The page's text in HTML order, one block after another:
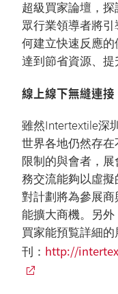
超級買家論壇，
眾行業領導者將
何建立快速反應
達到節省資源、提
線上線下無縫連接
雖然Intertextile深
世界各地仍然存
限制的與會者，
務交流能夠以虛
對計劃將為參展
能擴大商機。另
買家能預覧詳細
刊： http://